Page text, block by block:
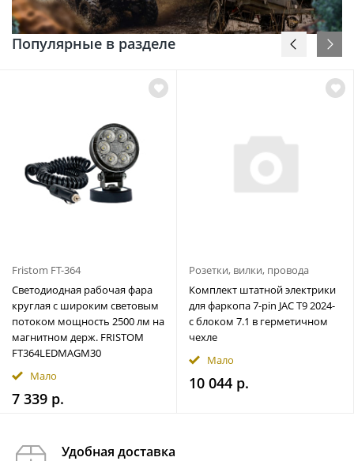
Популярные в разделе
Fristom FT-364
Светодиодная рабочая фара
круглая с широким световым
потоком мощность 2500 лм на
магнитном держ. FRISTOM
FT364LEDMAGM30
Мало
7 339 р.
Розетки, вилки, провода
Комплект штатной электрики
для фаркопа 7-pin JAC T9 2024-
с блоком 7.1 в герметичном
чехле
Мало
10 044 р.
Удобная доставка